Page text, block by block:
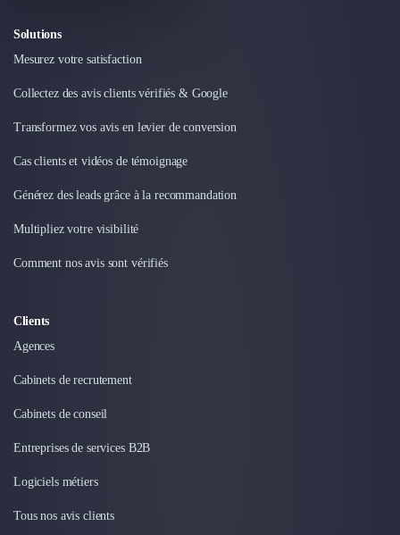
Solutions
Mesurez votre satisfaction
Collectez des avis clients vérifiés & Google
Transformez vos avis en levier de conversion
Cas clients et vidéos de témoignage
Générez des leads grâce à la recommandation
Multipliez votre visibilité
Comment nos avis sont vérifiés
Clients
Agences
Cabinets de recrutement
Cabinets de conseil
Entreprises de services B2B
Logiciels métiers
Tous nos avis clients